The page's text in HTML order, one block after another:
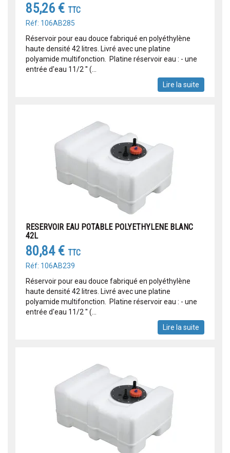
85,26 € TTC
Réf: 106AB285
Réservoir pour eau douce fabriqué en polyéthylène
haute densité 42 litres. Livré avec une platine
polyamide multifonction. Platine réservoir eau : - une
entrée d'eau 11/2 '' (...
Lire la suite
RESERVOIR EAU POTABLE POLYETHYLENE BLANC
42L
80,84 € TTC
Réf: 106AB239
Réservoir pour eau douce fabriqué en polyéthylène
haute densité 42 litres. Livré avec une platine
polyamide multifonction. Platine réservoir eau : - une
entrée d'eau 11/2 '' (...
Lire la suite